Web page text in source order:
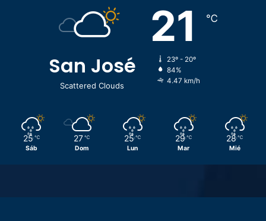
San José
Scattered Clouds
21 ℃
23º - 20º
84%
4.47 km/h
25 ℃
Sáb
27 ℃
Dom
25 ℃
Lun
29 ℃
Mar
28 ℃
Mié